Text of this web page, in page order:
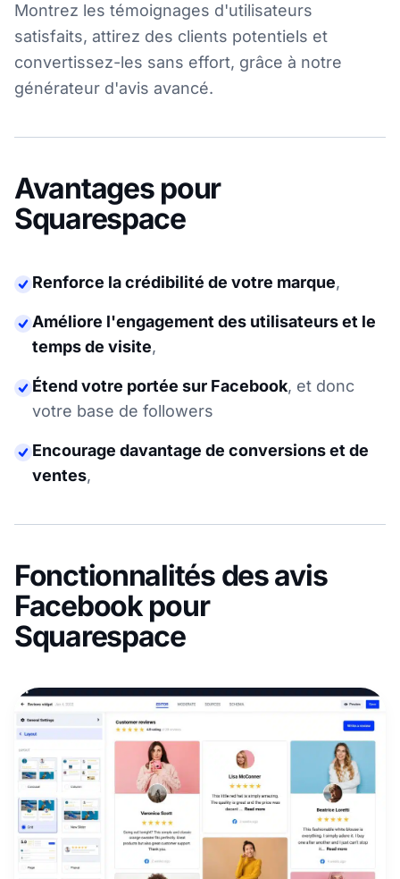
Montrez les témoignages d'utilisateurs
satisfaits, attirez des clients potentiels et
convertissez-les sans effort, grâce à notre
générateur d'avis avancé.
Avantages pour
Squarespace
Renforce la crédibilité de votre marque,
Améliore l'engagement des utilisateurs et le
temps de visite,
Étend votre portée sur Facebook, et donc
votre base de followers
Encourage davantage de conversions et de
ventes,
Fonctionnalités des avis
Facebook pour
Squarespace